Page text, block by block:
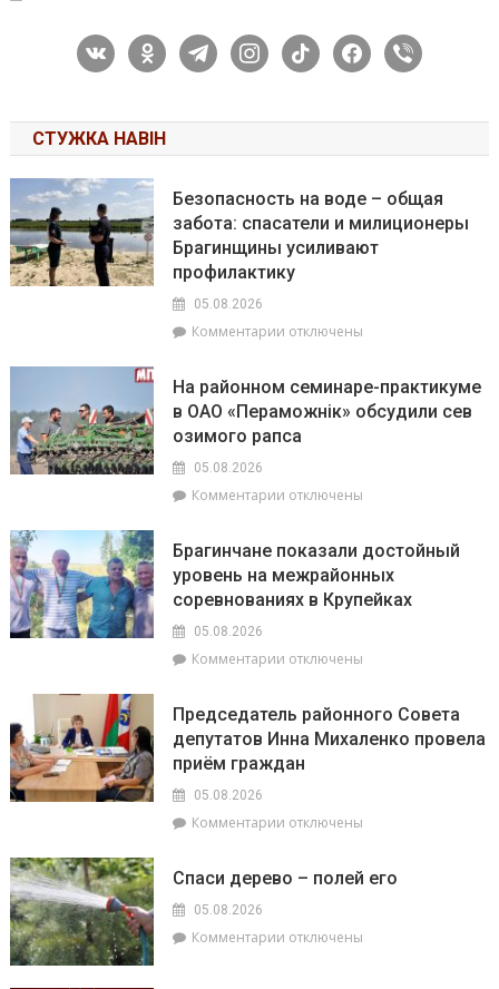
vkontakteodnoklassniki
telegraminstagram
tiktok facebook
viber
СТУЖКА НАВІН
Безопасность на воде – общая
забота: спасатели и милиционеры
Брагинщины усиливают
профилактику
05.08.2026
Комментарии к
на
воде
–
спасатели
Брагинщины
усиливают
профилактику
отключены
На районном семинаре-практикуме
в ОАО «Пераможнік» обсудили сев
озимого рапса
05.08.2026
Комментарии к
районном
семинаре-
практикуме
«Пераможнік»
озимого
рапса
отключены
Брагинчане показали достойный
уровень на межрайонных
соревнованиях в Крупейках
05.08.2026
Комментарии к
показали
достойный
уровень
соревнованиях
отключены
Председатель районного Совета
депутатов Инна Михаленко провела
приём граждан
05.08.2026
Комментарии к
районного
Инна
отключены
Спаси дерево – полей его
05.08.2026
Комментарии котключены